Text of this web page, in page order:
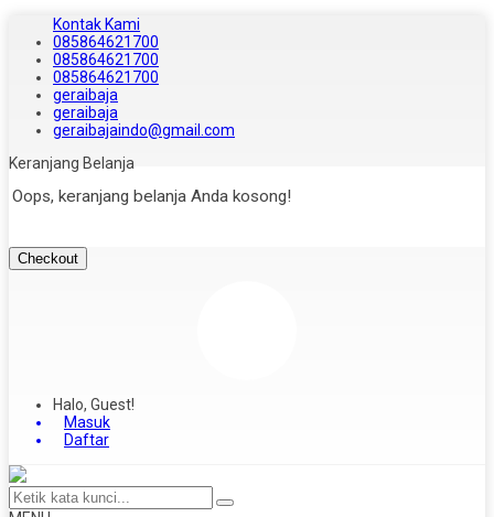
Kontak Kami
085864621700
085864621700
085864621700
geraibaja
geraibaja
geraibajaindo@gmail.com
Keranjang Belanja
Oops, keranjang belanja Anda kosong!
Checkout
Halo, Guest!
Masuk
Daftar